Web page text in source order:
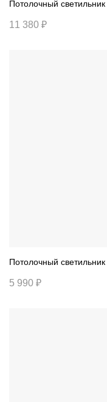
11 380 ₽
5 990 ₽